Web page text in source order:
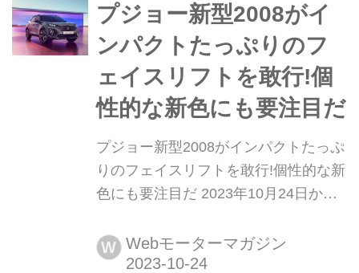
大きな注目を集めた。Motor Magazine
誌ではフェイスリフトされたばかり
の...
プジョー新型2008がイ
ンパクトたっぷりのフ
ェイスリフトを敢行!個
性的な新色にも要注目だ
プジョー新型2008がインパクトたっぷ
りのフェイスリフトを敢行!個性的な新
色にも要注目だ 2023年10月24日か
国のプジョー正規ディーラーで販売を
開始する。斬新かつ洗練されたデザイ
W Webモーターマガジン